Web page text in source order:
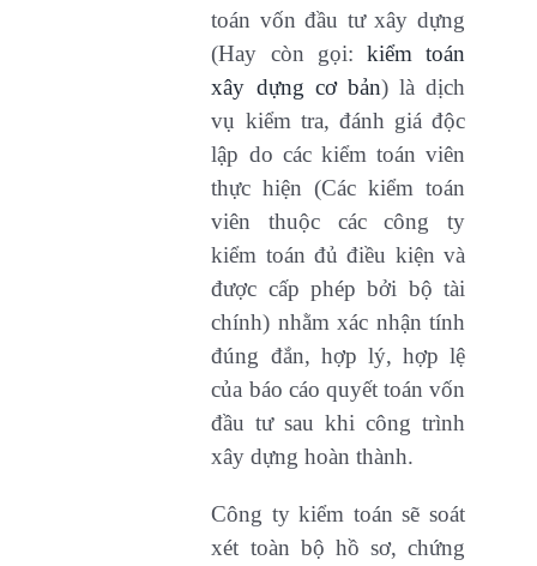
toán vốn đầu tư xây dựng
(Hay còn gọi: kiểm toán
xây dựng cơ bản) là dịch
vụ kiểm tra, đánh giá độc
lập do các kiểm toán viên
thực hiện (Các kiểm toán
viên thuộc các công ty
kiểm toán đủ điều kiện và
được cấp phép bởi bộ tài
chính) nhằm xác nhận tính
đúng đắn, hợp lý, hợp lệ
của báo cáo quyết toán vốn
đầu tư sau khi công trình
xây dựng hoàn thành.
Công ty kiểm toán sẽ soát
xét toàn bộ hồ sơ, chứng